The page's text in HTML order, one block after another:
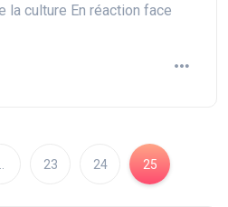
culture En réaction face
23 24 25